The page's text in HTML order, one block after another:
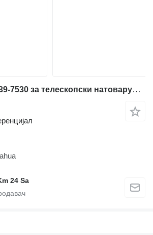
Диференцијал 139-7530 за телескопски натоварувач Caterpillar TH62
24 Sa